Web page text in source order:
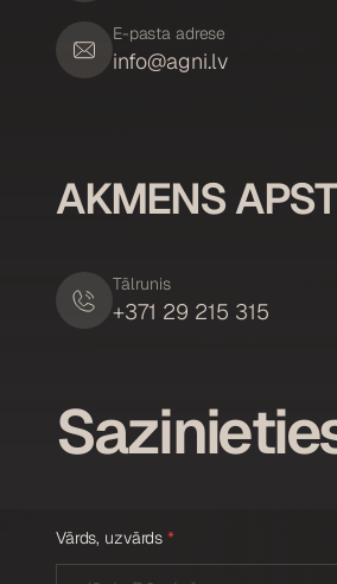
E-pasta adrese
info@agni.lv
AKMENS
Tālrunis
+371 29 215 315
Vārds, uzvārds *